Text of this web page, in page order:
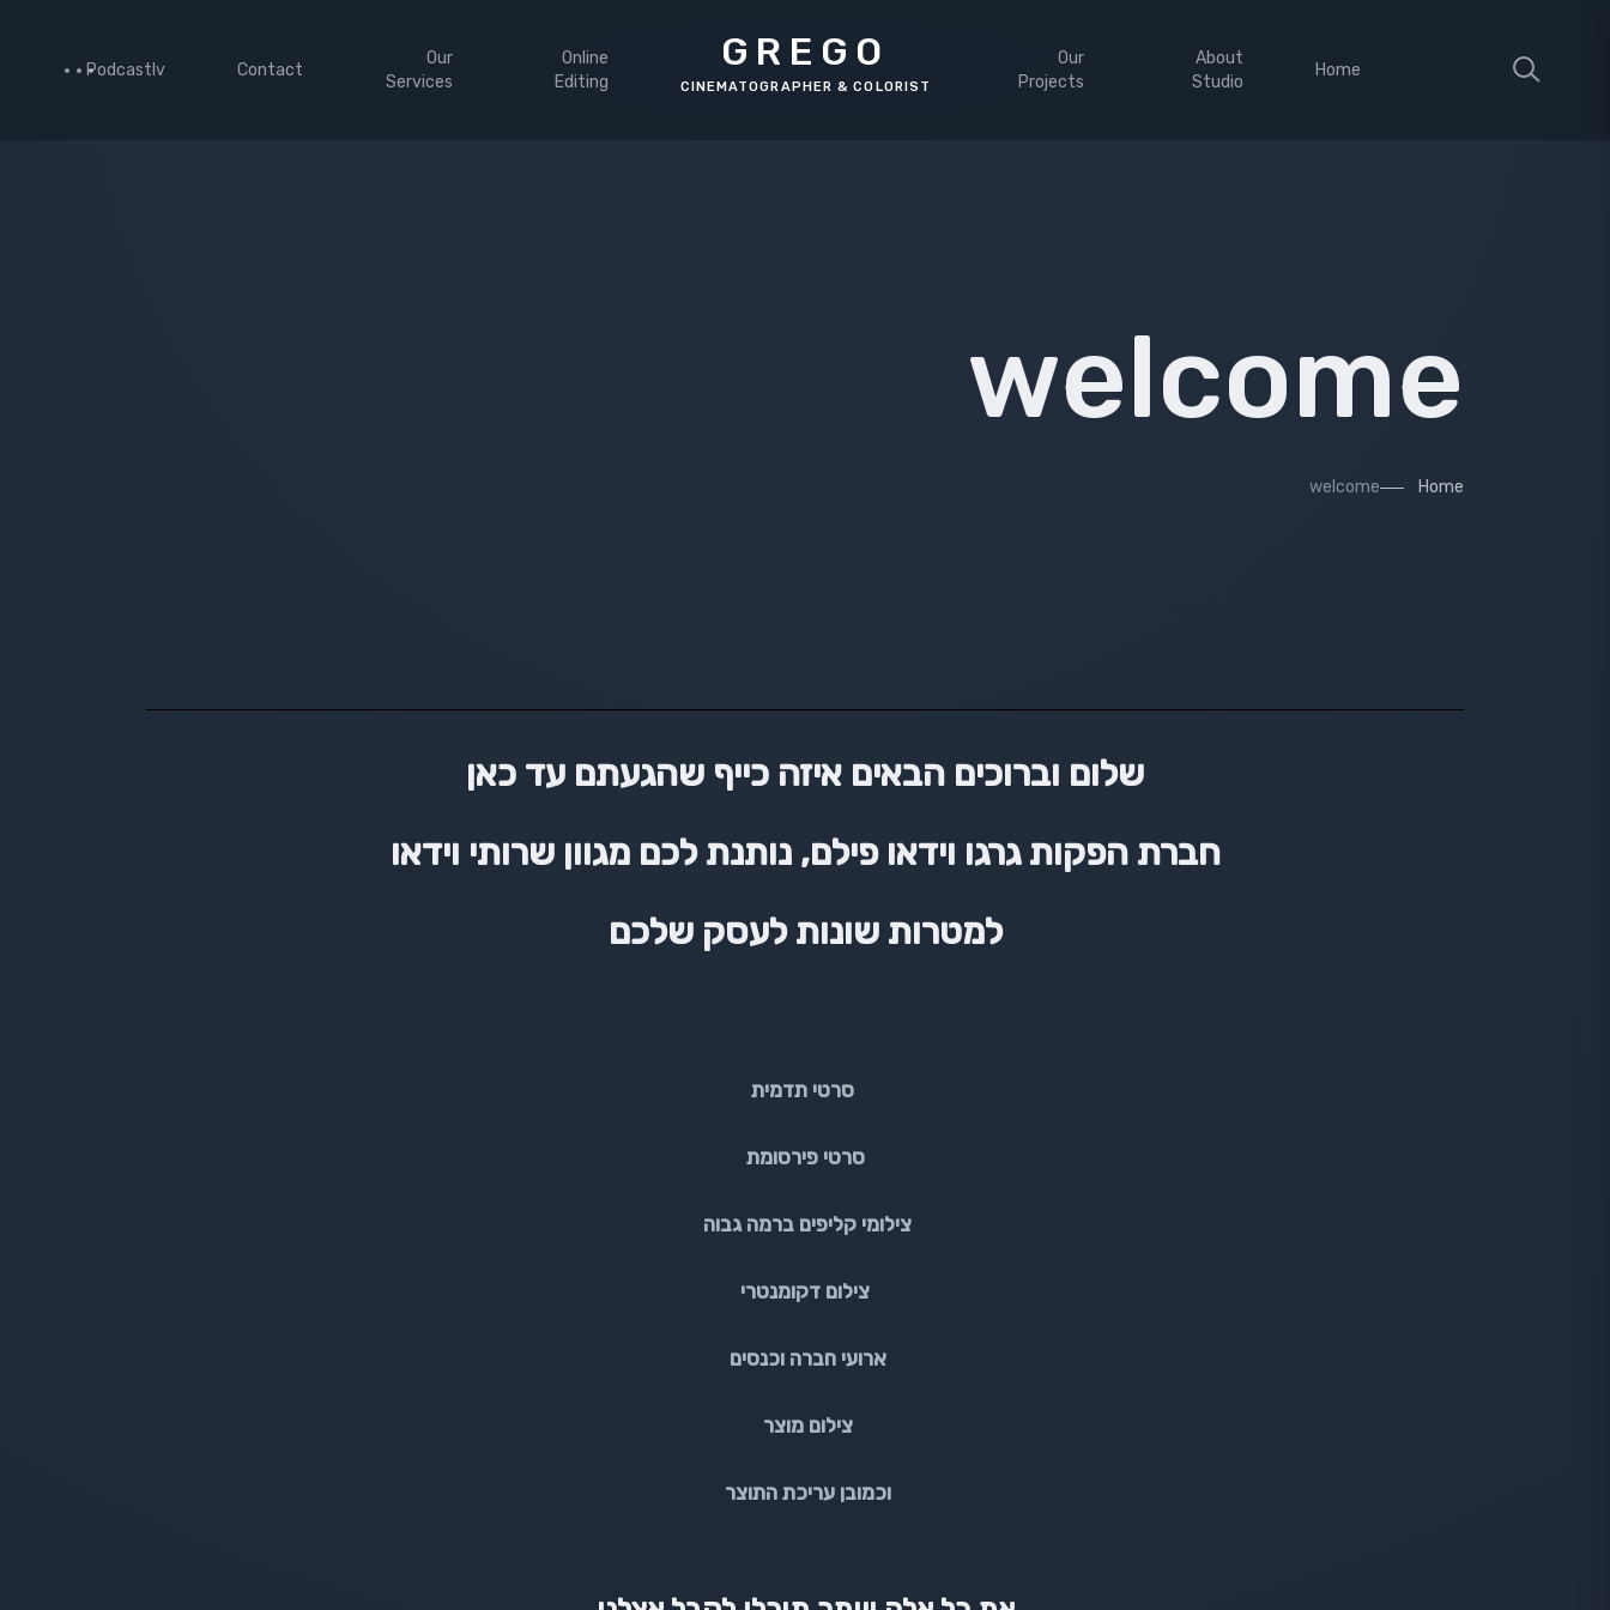
Home
About
Studio
Our
Projects
GREGO
Online
Editing
Our
Services
Contact
Podcastlv
welcome
Home
welcome
שלום וברוכים הבאים איזה כייף שהגעתם עד כאן
חברת הפקות גרגו וידאו פילם, נותנת לכם מגוון שרותי וידאו
למטרות שונות לעסק שלכם
סרטי תדמית
סרטי פירסומת
צילומי קליפים ברמה גבוה
צילום דקומנטרי
ארועי חברה וכנסים
צילום מוצר
וכמובן עריכת התוצר